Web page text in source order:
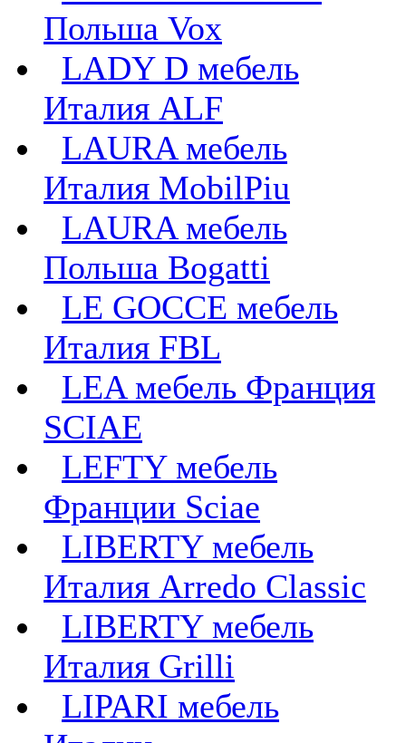
Польша Vox
LADY D мебель
Италия ALF
LAURA мебель
Италия MobilPiu
LAURA мебель
Польша Bogatti
LE GOCCE мебель
Италия FBL
LEA мебель Франция
SCIAE
LEFTY мебель
Франции Sciae
LIBERTY мебель
Италия Arredo Classic
LIBERTY мебель
Италия Grilli
LIPARI мебель